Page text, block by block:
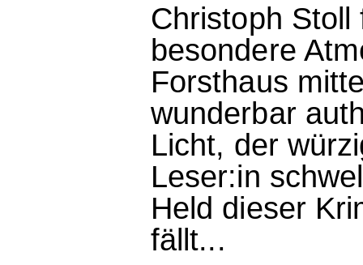
Christoph
besondere
Forsthaus
wunderbar
Licht, der
Leser:in
Held dieser
fällt...